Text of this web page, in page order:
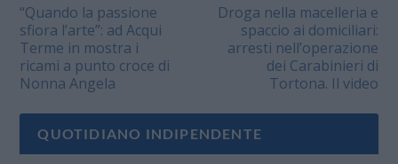
“Quando la passione
sfiora l’arte”: ad Acqui
Terme in mostra i
ricami a punto croce di
Nonna Angela
Droga nella macelleria e
spaccio ai domiciliari:
arresti nell’operazione
dei Carabinieri di
Tortona. Il video
QUOTIDIANO INDIPENDENTE